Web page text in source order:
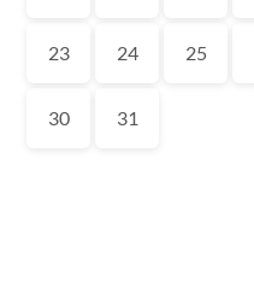
23 24 25
30 31